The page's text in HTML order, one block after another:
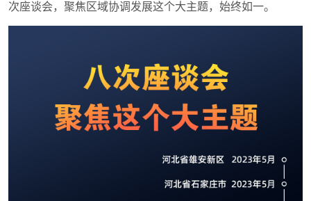
次座谈会，聚焦区域协调发展这个大主题，始终如一。